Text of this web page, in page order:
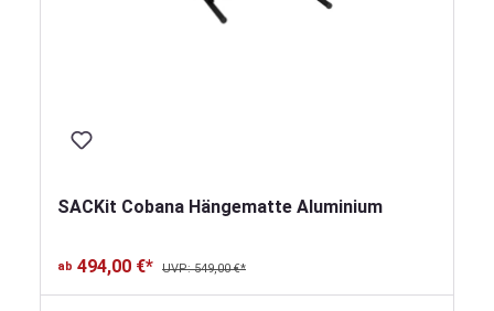
SACKit Cobana Hängematte Aluminium
ab 494,00 €* UVP: 549,00 €*